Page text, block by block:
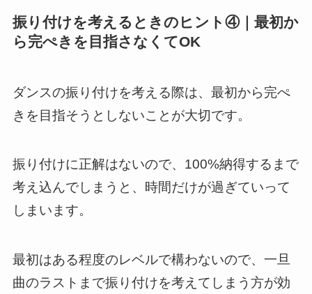
振り付けを考えるときのヒント④｜最初か
ら完ぺきを目指さなくてOK
ダンスの振り付けを考える際は、最初から完ぺ
きを目指そうとしないことが大切です。
振り付けに正解はないので、100%納得するまで
考え込んでしまうと、時間だけが過ぎていって
しまいます。
最初はある程度のレベルで構わないので、一旦
曲のラストまで振り付けを考えてしまう方が効